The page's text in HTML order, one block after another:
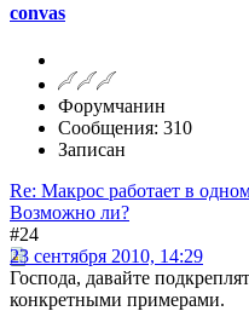
convas
Форумчанин
Сообщения: 310
Записан
Re: Макрос работает в
Возможно ли?
#24
23 сентября 2010, 14:29
Господа, давайте
конкретными примерами.